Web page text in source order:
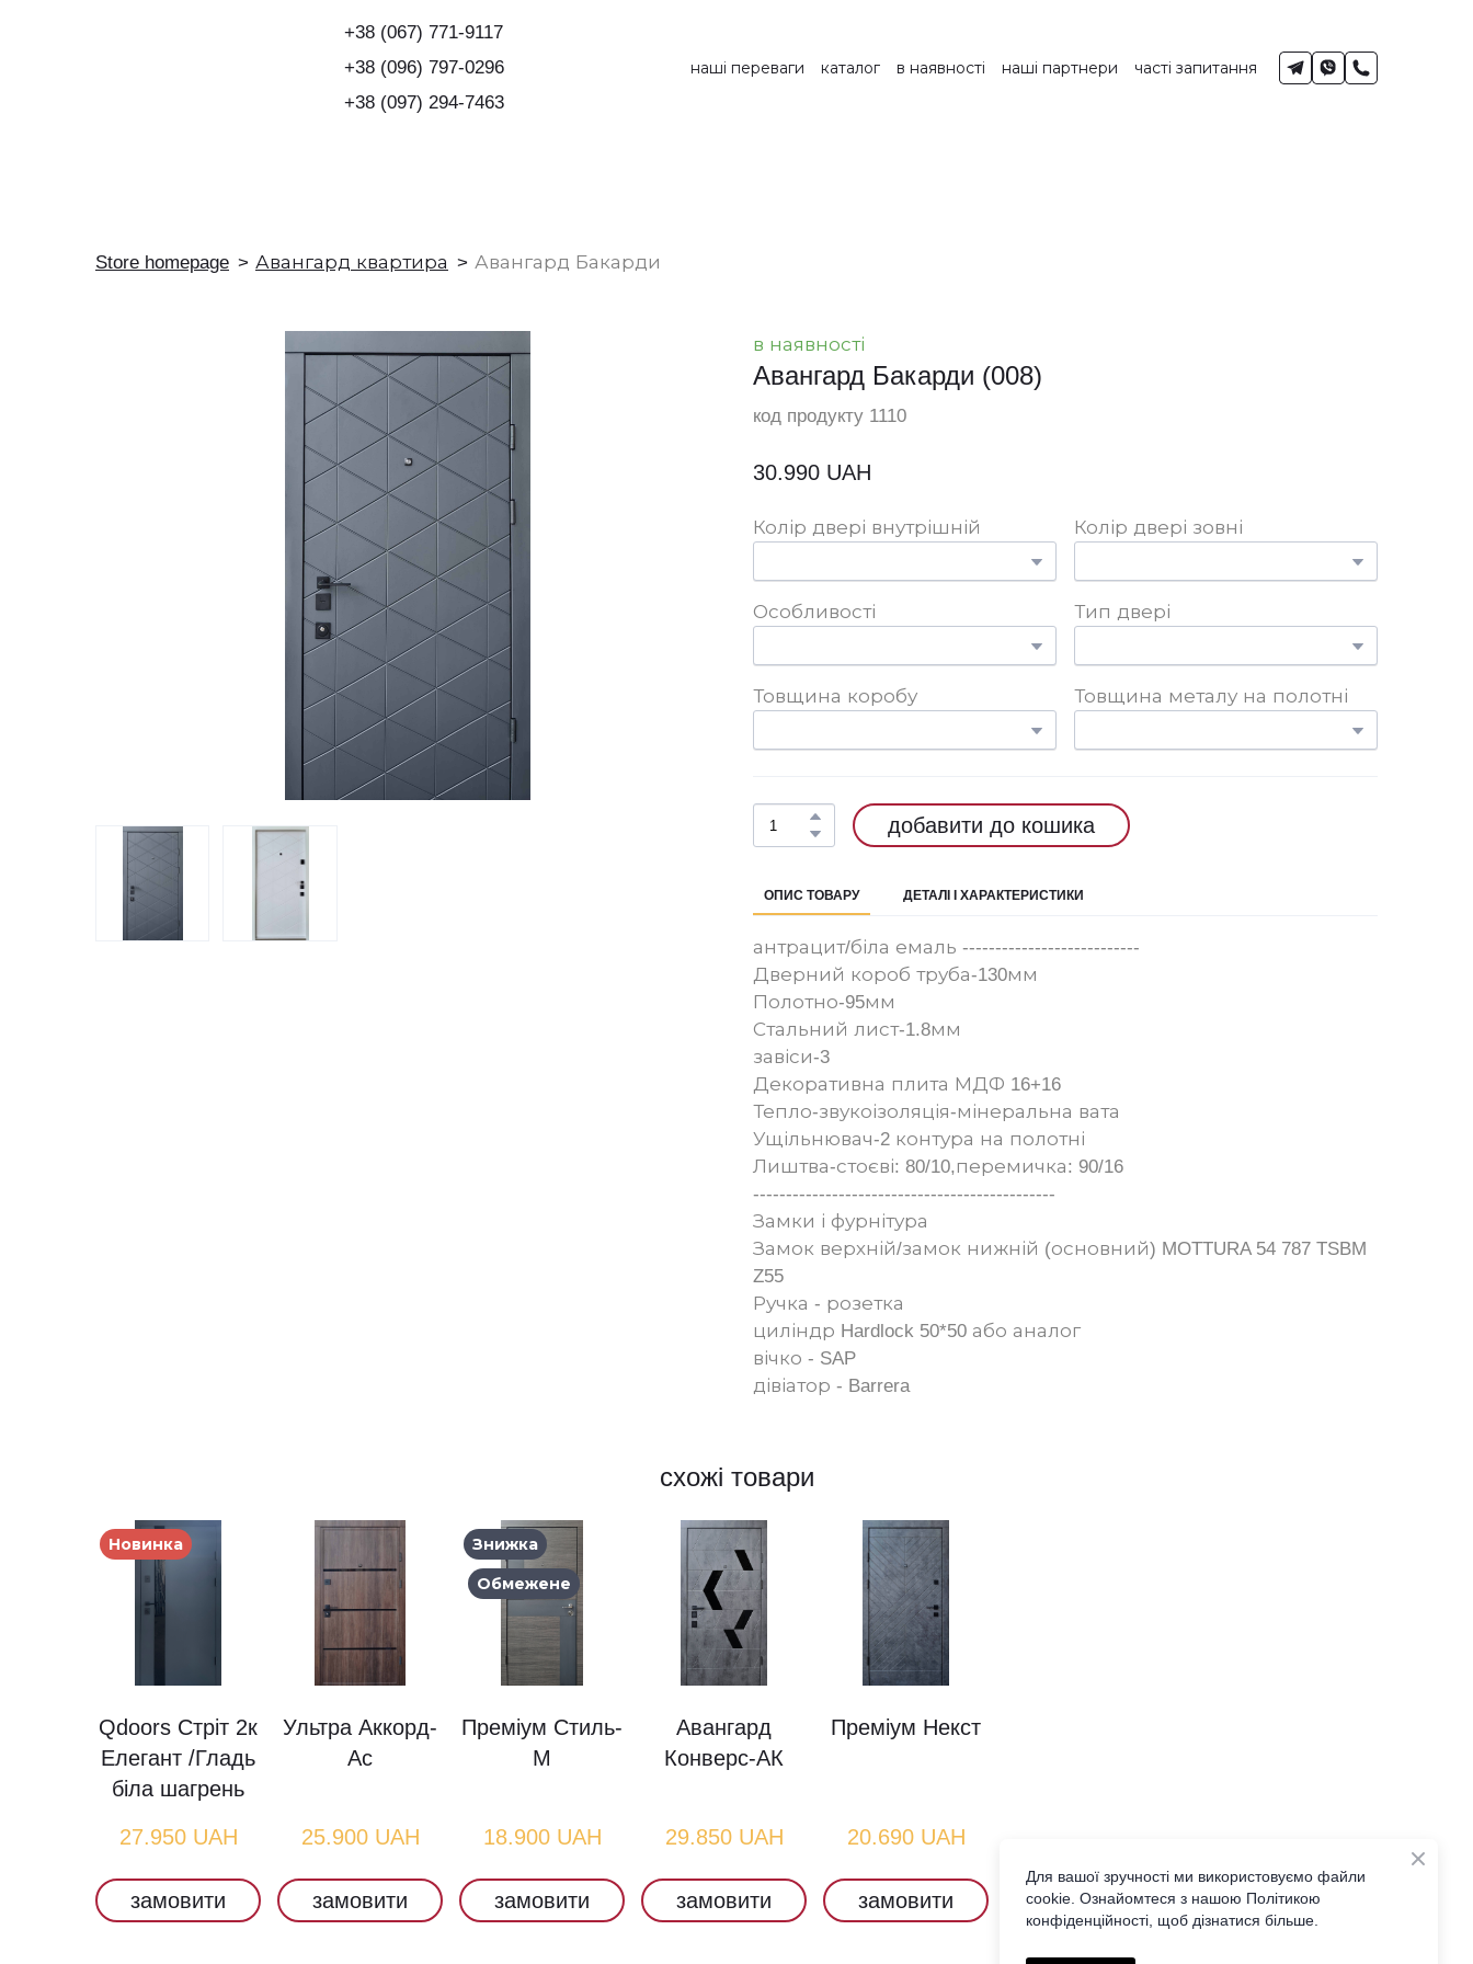
+38 (067) 771-9117
+38 (096) 797-0296
+38 (097) 294-7463
наші переваги каталог в наявності наші партнери часті запитання
Store homepage Авангард квартира Авангард Бакарди
в наявності
Авангард Бакарди (008)
код продукту 1110
30.990 UAH
Колір двері внутрішній Колір двері зовні
Особливості Тип двері
Товщина коробу Товщина металу на полотні
добавити до кошика
ОПИС ТОВАРУ ДЕТАЛІ І ХАРАКТЕРИСТИКИ
антрацит/біла емаль ---------------------------
Дверний короб труба-130мм
Полотно-95мм
Стальний лист-1.8мм
завіси-3
Декоративна плита МДФ 16+16
Тепло-звукоізоляція-мінеральна вата
Ущільнювач-2 контура на полотні
Лиштва-стоєві: 80/10,перемичка: 90/16
----------------------------------------------
Замки і фурнітура
Замок верхній/замок нижній (основний) MOTTURA 54 787 TSBM
Z55
Ручка - розетка
циліндр Hardlock 50*50 або аналог
вічко - SAP
дівіатор - Barrera
схожі товари
Новинка
Qdoors Стріт 2к
Елегант /Гладь
біла шагрень
27.950 UAH
замовити
Ультра Аккорд-
Ас
25.900 UAH
замовити
Знижка
Обмежене
Преміум Стиль-
М
18.900 UAH
замовити
Авангард
Конверс-АК
29.850 UAH
замовити
Преміум Некст
20.690 UAH
замовити
Для вашої зручності ми використовуємо файли
cookie. Ознайомтеся з нашою Політикою
конфіденційності, щоб дізнатися більше.